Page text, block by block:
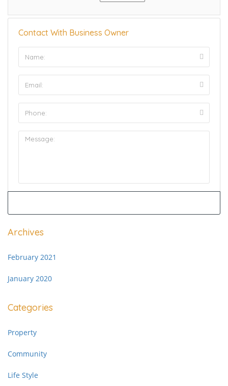
Contact With Business Owner
Archives
February 2021
January 2020
Categories
Property
Community
Life Style